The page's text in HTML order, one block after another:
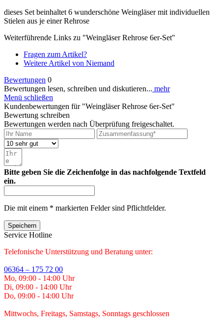
dieses Set beinhaltet 6 wunderschöne Weingläser mit individuellen
Stielen aus je einer Rehrose
Weiterführende Links zu "Weingläser Rehrose 6er-Set"
Fragen zum Artikel?
Weitere Artikel von Niemand
Bewertungen 0
Bewertungen lesen, schreiben und diskutieren... mehr
Menü schließen
Kundenbewertungen für "Weingläser Rehrose 6er-Set"
Bewertung schreiben
Bewertungen werden nach Überprüfung freigeschaltet.
Bitte geben Sie die Zeichenfolge in das nachfolgende Textfeld
ein.
Die mit einem * markierten Felder sind Pflichtfelder.
Speichern
Service Hotline
Telefonische Unterstützung und Beratung unter:
06364 – 175 72 00
Mo, 09:00 - 14:00 Uhr
Di, 09:00 - 14:00 Uhr
Do, 09:00 - 14:00 Uhr
Mittwochs, Freitags, Samstags, Sonntags geschlossen